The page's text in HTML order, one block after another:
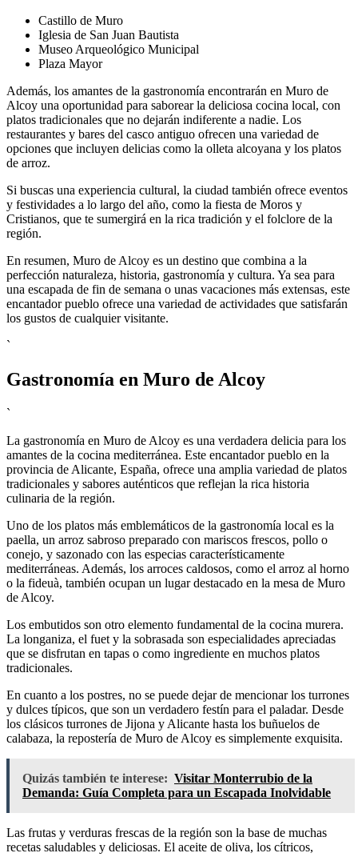
Castillo de Muro
Iglesia de San Juan Bautista
Museo Arqueológico Municipal
Plaza Mayor
Además, los amantes de la gastronomía encontrarán en Muro de
Alcoy una oportunidad para saborear la deliciosa cocina local, con
platos tradicionales que no dejarán indiferente a nadie. Los
restaurantes y bares del casco antiguo ofrecen una variedad de
opciones que incluyen delicias como la olleta alcoyana y los platos
de arroz.
Si buscas una experiencia cultural, la ciudad también ofrece eventos
y festividades a lo largo del año, como la fiesta de Moros y
Cristianos, que te sumergirá en la rica tradición y el folclore de la
región.
En resumen, Muro de Alcoy es un destino que combina a la
perfección naturaleza, historia, gastronomía y cultura. Ya sea para
una escapada de fin de semana o unas vacaciones más extensas, este
encantador pueblo ofrece una variedad de actividades que satisfarán
los gustos de cualquier visitante.
`
Gastronomía en Muro de Alcoy
`
La gastronomía en Muro de Alcoy es una verdadera delicia para los
amantes de la cocina mediterránea. Este encantador pueblo en la
provincia de Alicante, España, ofrece una amplia variedad de platos
tradicionales y sabores auténticos que reflejan la rica historia
culinaria de la región.
Uno de los platos más emblemáticos de la gastronomía local es la
paella, un arroz sabroso preparado con mariscos frescos, pollo o
conejo, y sazonado con las especias característicamente
mediterráneas. Además, los arroces caldosos, como el arroz al horno
o la fideuà, también ocupan un lugar destacado en la mesa de Muro
de Alcoy.
Los embutidos son otro elemento fundamental de la cocina murera.
La longaniza, el fuet y la sobrasada son especialidades apreciadas
que se disfrutan en tapas o como ingrediente en muchos platos
tradicionales.
En cuanto a los postres, no se puede dejar de mencionar los turrones
y dulces típicos, que son un verdadero festín para el paladar. Desde
los clásicos turrones de Jijona y Alicante hasta los buñuelos de
calabaza, la repostería de Muro de Alcoy es simplemente exquisita.
Quizás también te interese: Visitar Monterrubio de la
Demanda: Guía Completa para un Escapada Inolvidable
Las frutas y verduras frescas de la región son la base de muchas
recetas saludables y deliciosas. El aceite de oliva, los cítricos,